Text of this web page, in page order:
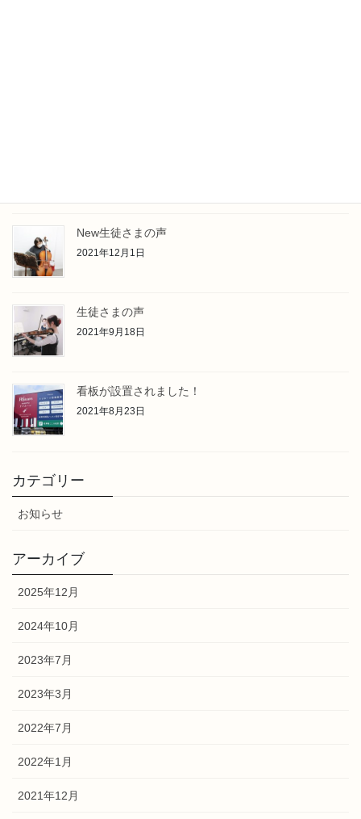
New生徒さまの声
2021年12月1日
生徒さまの声
2021年9月18日
看板が設置されました！
2021年8月23日
カテゴリー
お知らせ
アーカイブ
2025年12月
2024年10月
2023年7月
2023年3月
2022年7月
2022年1月
2021年12月